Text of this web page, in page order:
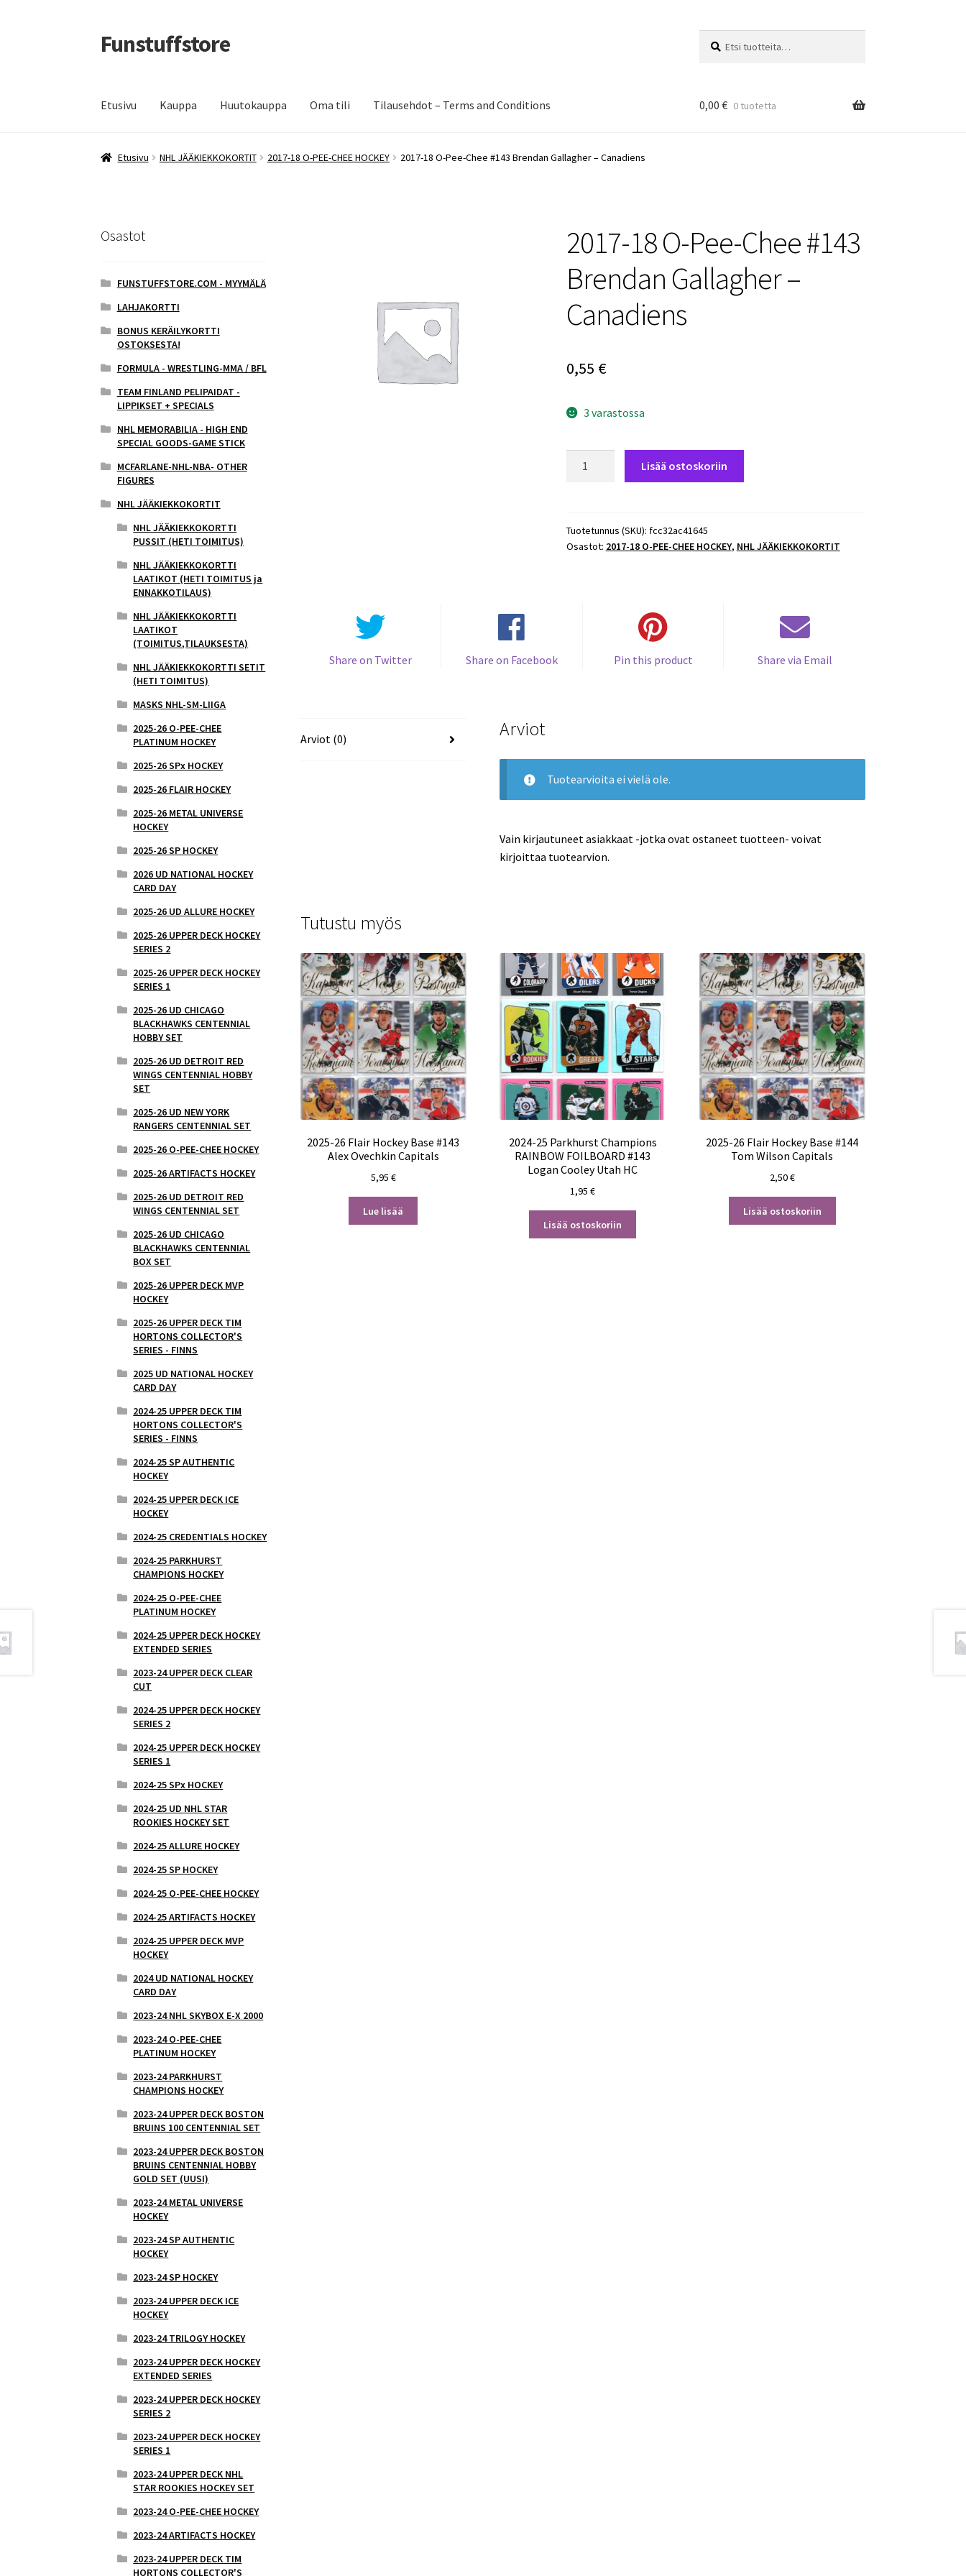
Siirry
navigointiin
Siirry
sisältöön
Funstuffstore
Etusivu Kauppa Huutokauppa Oma tili Tilausehdot – Terms and Conditions 0,00 € 0 tuotetta
Etusivu NHL JÄÄKIEKKOKORTIT 2017-18 O-PEE-CHEE HOCKEY 2017-18 O-Pee-Chee #143 Brendan Gallagher – Canadiens
2017-18 O-Pee-Chee #143
Brendan Gallagher –
Canadiens
0,55 €
3 varastossa
Chee
#143
Lisää ostoskoriin
Tuotetunnus (SKU): fcc32ac41645
Osastot: 2017-18 O-PEE-CHEE HOCKEY, NHL JÄÄKIEKKOKORTIT
Share on Twitter Share on Facebook Pin this product Share via Email
Arviot (0) Arviot
Tuotearvioita ei vielä ole.
Vain kirjautuneet asiakkaat -jotka ovat ostaneet tuotteen- voivat
kirjoittaa tuotearvion.
Tutustu myös
2025-26 Flair Hockey Base #143
Alex Ovechkin Capitals
5,95 €
Lue lisää
2024-25 Parkhurst Champions
RAINBOW FOILBOARD #143
Logan Cooley Utah HC
1,95€
Lisää ostoskoriin
2025-26 Flair Hockey Base #144
Tom Wilson Capitals
2,50€
Lisää ostoskoriin
Osastot
FUNSTUFFSTORE.COM - MYYMÄLÄ
LAHJAKORTTI
BONUS KERÄILYKORTTI
OSTOKSESTA!
FORMULA - WRESTLING-MMA / BFL
TEAM FINLAND PELIPAIDAT -
LIPPIKSET + SPECIALS
NHL MEMORABILIA - HIGH END
SPECIAL GOODS-GAME STICK
MCFARLANE-NHL-NBA- OTHER
FIGURES
NHL JÄÄKIEKKOKORTIT
NHL JÄÄKIEKKOKORTTI
PUSSIT (HETI TOIMITUS)
NHL JÄÄKIEKKOKORTTI
LAATIKOT (HETI TOIMITUS ja
ENNAKKOTILAUS)
NHL JÄÄKIEKKOKORTTI
LAATIKOT
(TOIMITUS,TILAUKSESTA)
NHL JÄÄKIEKKOKORTTI SETIT
(HETI TOIMITUS)
MASKS NHL-SM-LIIGA
2025-26 O-PEE-CHEE
PLATINUM HOCKEY
2025-26 SPx HOCKEY
2025-26 FLAIR HOCKEY
2025-26 METAL UNIVERSE
HOCKEY
2025-26 SP HOCKEY
2026 UD NATIONAL HOCKEY
CARD DAY
2025-26 UD ALLURE HOCKEY
2025-26 UPPER DECK HOCKEY
SERIES 2
2025-26 UPPER DECK HOCKEY
SERIES 1
2025-26 UD CHICAGO
BLACKHAWKS CENTENNIAL
HOBBY SET
2025-26 UD DETROIT RED
WINGS CENTENNIAL HOBBY
SET
2025-26 UD NEW YORK
RANGERS CENTENNIAL SET
2025-26 O-PEE-CHEE HOCKEY
2025-26 ARTIFACTS HOCKEY
2025-26 UD DETROIT RED
WINGS CENTENNIAL SET
2025-26 UD CHICAGO
BLACKHAWKS CENTENNIAL
BOX SET
2025-26 UPPER DECK MVP
HOCKEY
2025-26 UPPER DECK TIM
HORTONS COLLECTOR'S
SERIES - FINNS
2025 UD NATIONAL HOCKEY
CARD DAY
2024-25 UPPER DECK TIM
HORTONS COLLECTOR'S
SERIES - FINNS
2024-25 SP AUTHENTIC
HOCKEY
2024-25 UPPER DECK ICE
HOCKEY
2024-25 CREDENTIALS HOCKEY
2024-25 PARKHURST
CHAMPIONS HOCKEY
2024-25 O-PEE-CHEE
PLATINUM HOCKEY
2024-25 UPPER DECK HOCKEY
EXTENDED SERIES
2023-24 UPPER DECK CLEAR
CUT
2024-25 UPPER DECK HOCKEY
SERIES 2
2024-25 UPPER DECK HOCKEY
SERIES 1
2024-25 SPx HOCKEY
2024-25 UD NHL STAR
ROOKIES HOCKEY SET
2024-25 ALLURE HOCKEY
2024-25 SP HOCKEY
2024-25 O-PEE-CHEE HOCKEY
2024-25 ARTIFACTS HOCKEY
2024-25 UPPER DECK MVP
HOCKEY
2024 UD NATIONAL HOCKEY
CARD DAY
2023-24 NHL SKYBOX E-X 2000
2023-24 O-PEE-CHEE
PLATINUM HOCKEY
2023-24 PARKHURST
CHAMPIONS HOCKEY
2023-24 UPPER DECK BOSTON
BRUINS 100 CENTENNIAL SET
2023-24 UPPER DECK BOSTON
BRUINS CENTENNIAL HOBBY
GOLD SET (UUSI)
2023-24 METAL UNIVERSE
HOCKEY
2023-24 SP AUTHENTIC
HOCKEY
2023-24 SP HOCKEY
2023-24 UPPER DECK ICE
HOCKEY
2023-24 TRILOGY HOCKEY
2023-24 UPPER DECK HOCKEY
EXTENDED SERIES
2023-24 UPPER DECK HOCKEY
SERIES 2
2023-24 UPPER DECK HOCKEY
SERIES 1
2023-24 UPPER DECK NHL
STAR ROOKIES HOCKEY SET
2023-24 O-PEE-CHEE HOCKEY
2023-24 ARTIFACTS HOCKEY
2023-24 UPPER DECK TIM
HORTONS COLLECTOR'S